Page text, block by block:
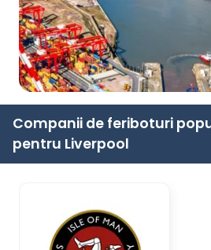
Companii de feriboturi
pentru Liverpool